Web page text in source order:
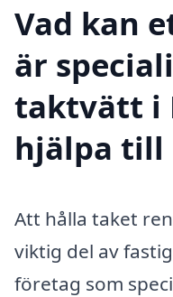
Vad kan
är
taktvätt i
hjälpa till
Att hålla taket
viktig del av
företag som